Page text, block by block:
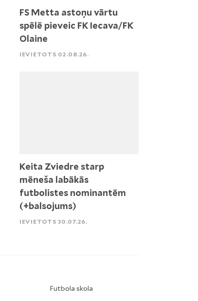
FS Metta astoņu vārtu
spēlē pieveic FK Iecava/FK
Olaine
IEVIETOTS 02.08.26.
Keita Zviedre starp
mēneša labākās
futbolistes nominantēm
(+balsojums)
IEVIETOTS 30.07.26.
Futbola skola